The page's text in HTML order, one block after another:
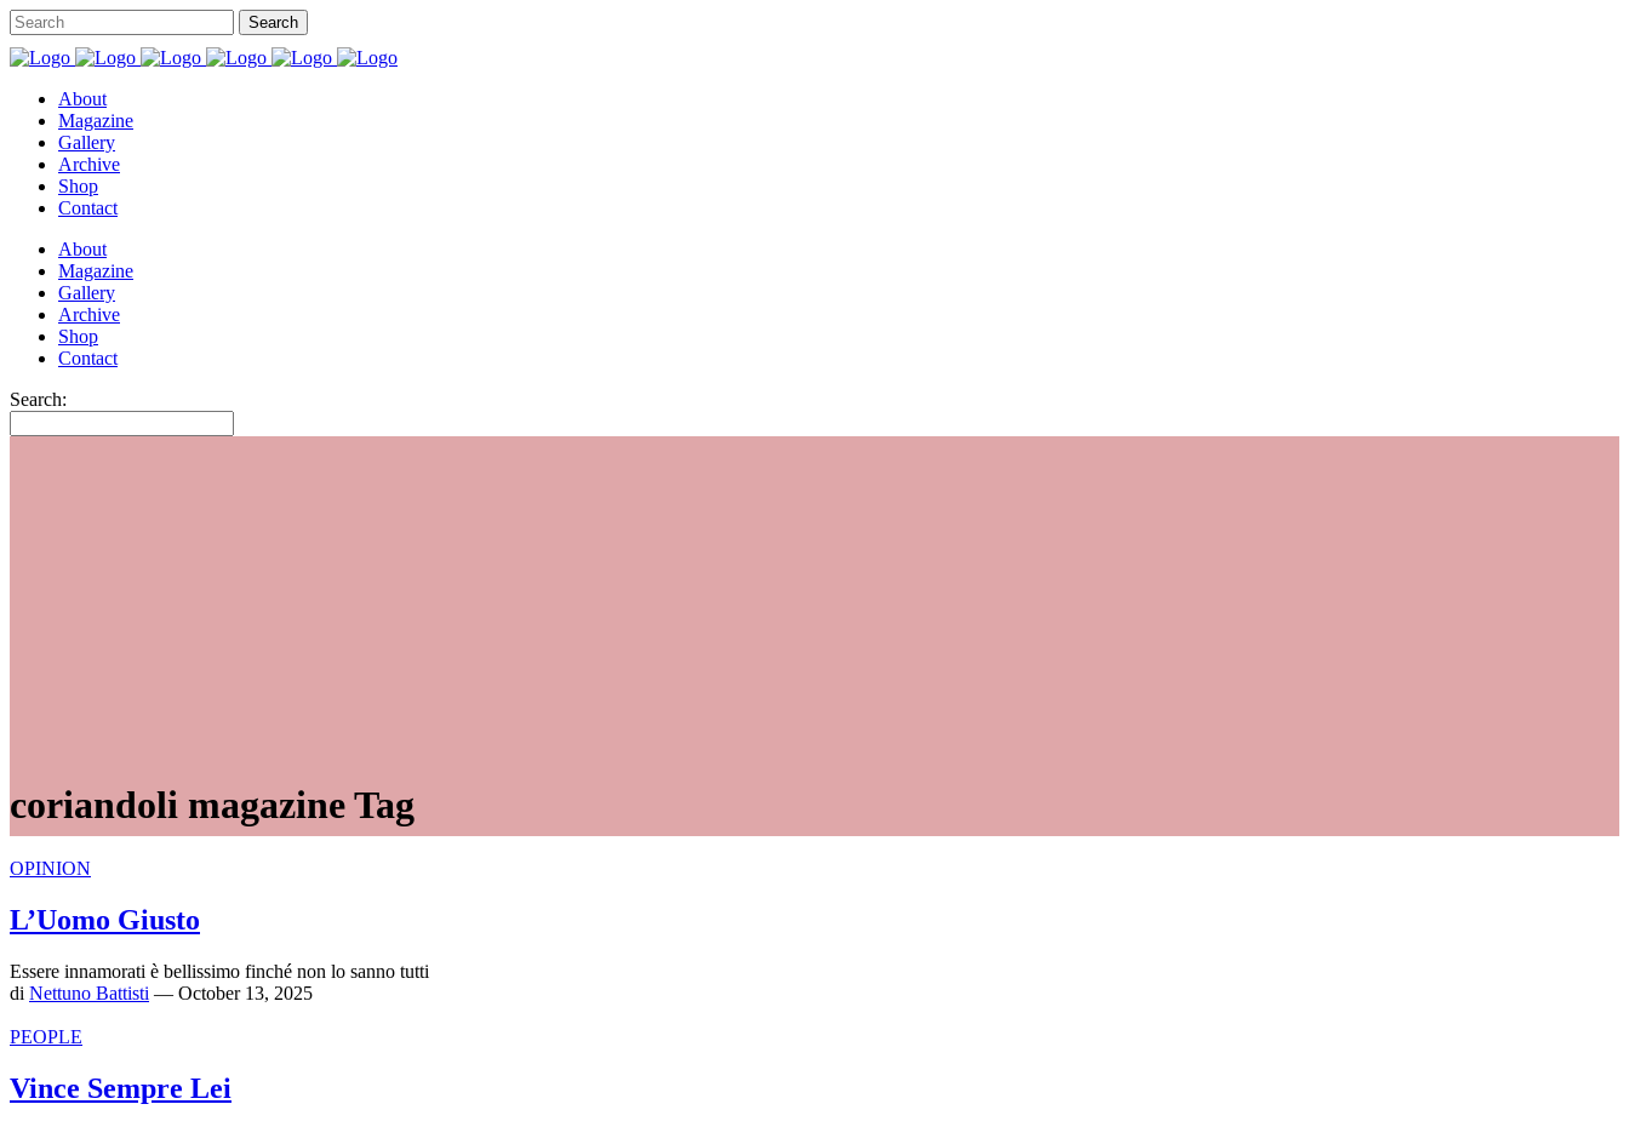
About
Magazine
Gallery
Archive
Shop
Contact
About
Magazine
Gallery
Archive
Shop
Contact
Search:
coriandoli magazine Tag
OPINION
L’Uomo Giusto
Essere innamorati è bellissimo finché non lo sanno tutti
di Nettuno Battisti — October 13, 2025
PEOPLE
Vince Sempre Lei